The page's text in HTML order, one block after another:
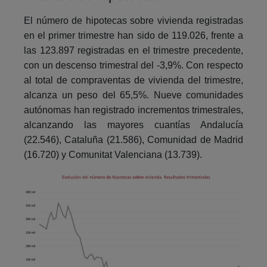
El número de hipotecas sobre vivienda registradas
en el primer trimestre han sido de 119.026, frente a
las 123.897 registradas en el trimestre precedente,
con un descenso trimestral del -3,9%. Con respecto
al total de compraventas de vivienda del trimestre,
alcanza un peso del 65,5%. Nueve comunidades
autónomas han registrado incrementos trimestrales,
alcanzando las mayores cuantías Andalucía
(22.546), Cataluña (21.586), Comunidad de Madrid
(16.720) y Comunitat Valenciana (13.739).